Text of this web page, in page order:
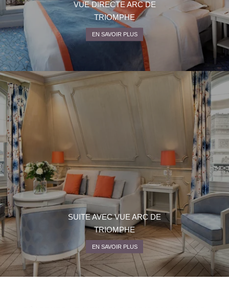
VUE DIRECTE ARC DE
TRIOMPHE
EN SAVOIR PLUS
SUITE AVEC VUE ARC DE
TRIOMPHE
EN SAVOIR PLUS